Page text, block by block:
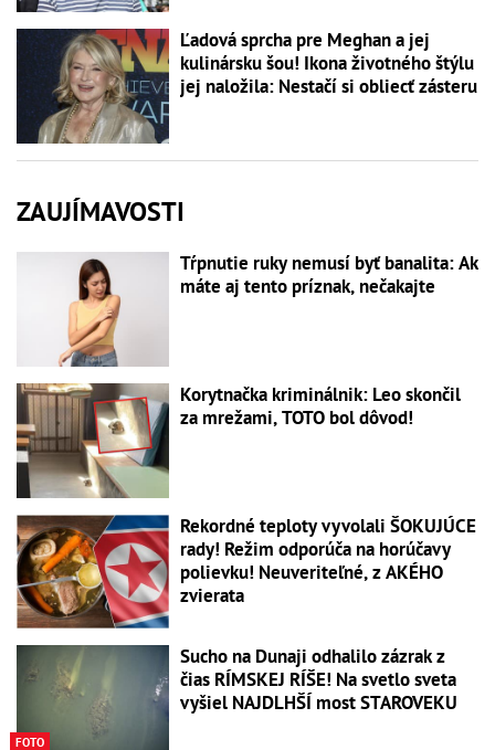
Ľadová sprcha pre Meghan a jej
kulinársku šou! Ikona životného štýlu
jej naložila: Nestačí si obliecť zásteru
ZAUJÍMAVOSTI
Tŕpnutie ruky nemusí byť banalita: Ak
máte aj tento príznak, nečakajte
Korytnačka kriminálnik: Leo skončil
za mrežami, TOTO bol dôvod!
Rekordné teploty vyvolali ŠOKUJÚCE
rady! Režim odporúča na horúčavy
polievku! Neuveriteľné, z AKÉHO
zvierata
FOTO
Sucho na Dunaji odhalilo zázrak z
čias RÍMSKEJ RÍŠE! Na svetlo sveta
vyšiel NAJDLHŠÍ most STAROVEKU